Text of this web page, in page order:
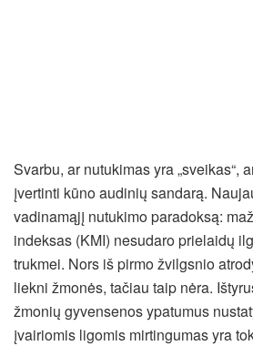
Svarbu, ar nutukimas yra „sveikas“,
įvertinti kūno audinių sandarą.
vadinamąjį nutukimo paradoksą:
indeksas (KMI) nesudaro prielaidų
trukmei. Nors iš pirmo žvilgsnio
liekni žmonės, tačiau taip nėra.
žmonių gyvensenos ypatumus
įvairiomis ligomis mirtingumas yra